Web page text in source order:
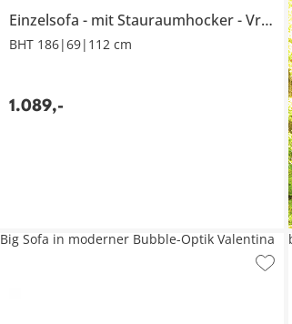
Einzelsofa mit Stauraumhocker Vronie
BHT 186|69|112 cm
1.089,-
Big Sofa in moderner Bubble-Optik Valentina